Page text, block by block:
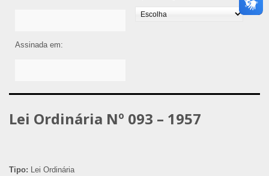
Assinada em:
Lei Ordinária Nº 093 – 1957
Tipo: Lei Ordinária